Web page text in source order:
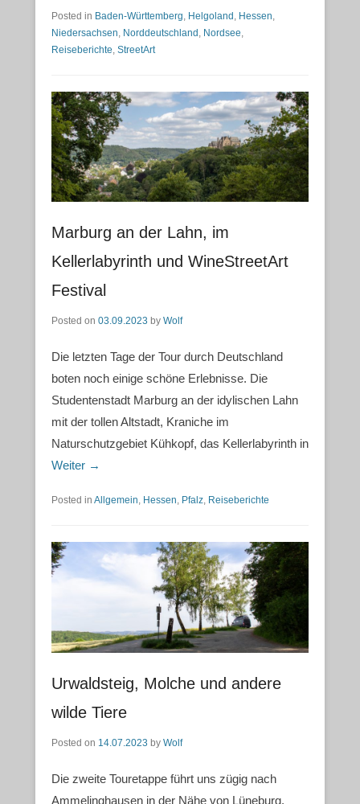
Posted in Baden-Württemberg Helgoland Hessen
Niedersachsen Norddeutschland Nordsee
Reiseberichte StreetArt
Marburg an der Lahn, im
Kellerlabyrinth und WineStreetArt
Festival
Posted on 03.09.2023 by Wolf
Die letzten Tage der Tour durch Deutschland
boten noch einige schöne Erlebnisse. Die
Studentenstadt Marburg an der idylischen Lahn
mit der tollen Altstadt, Kraniche im
Naturschutzgebiet Kühkopf, das Kellerlabyrinth in
Weiter →
Posted in Allgemein, Hessen, Pfalz, Reiseberichte
Urwaldsteig, Molche und andere
wilde Tiere
Posted on 14.07.2023 by Wolf
Die zweite Touretappe führt uns zügig nach
Ammelinghausen in der Nähe von Lüneburg.